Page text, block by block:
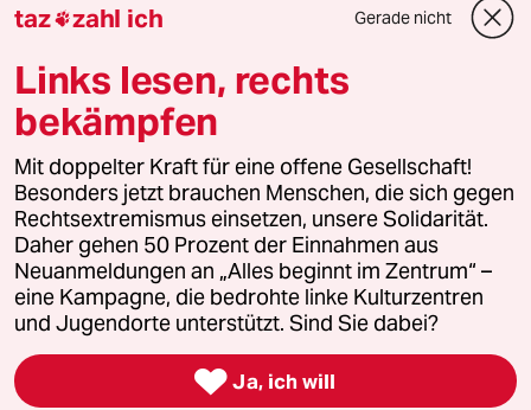
Downloads für Abonnierende
© 2026 taz Verlags und Vertriebs GmbH
Alle Rechte vorbehalten. Bei rechtlichen Fragen oder für Genehmigungen
wenden Sie sich bitte an
lizenzen@taz.de
Feedback Redaktionsstatut Kommune-Richtlinien
Leitlinie Informant Datenschutz Impressum AGB
Seitenwende Einwilligungen widerrufen (Ads)
taz zahl ich Gerade nicht
Links lesen, rechts
bekämpfen
Mit doppelter Kraft für eine offene Gesellschaft!
Besonders jetzt brauchen Menschen, die sich gegen
Rechtsextremismus einsetzen, unsere Solidarität.
Daher gehen 50 Prozent der Einnahmen aus
Neuanmeldungen an „Alles beginnt im Zentrum“ –
eine Kampagne, die bedrohte linke Kulturzentren
und Jugendorte unterstützt. Sind Sie dabei?
 Ja, ich will